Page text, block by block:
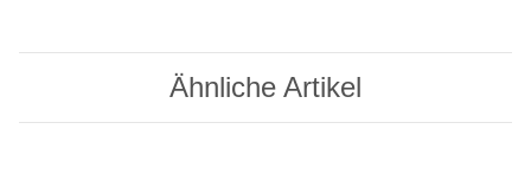
Ähnliche Artikel